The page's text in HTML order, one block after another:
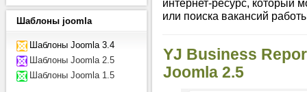
интернет-ресурс, который
или поиска вакансий
YJ Business
Joomla 2.5
Шаблоны joomla
Шаблоны Joomla 3.4
Шаблоны Joomla 2.5
Шаблоны Joomla 1.5